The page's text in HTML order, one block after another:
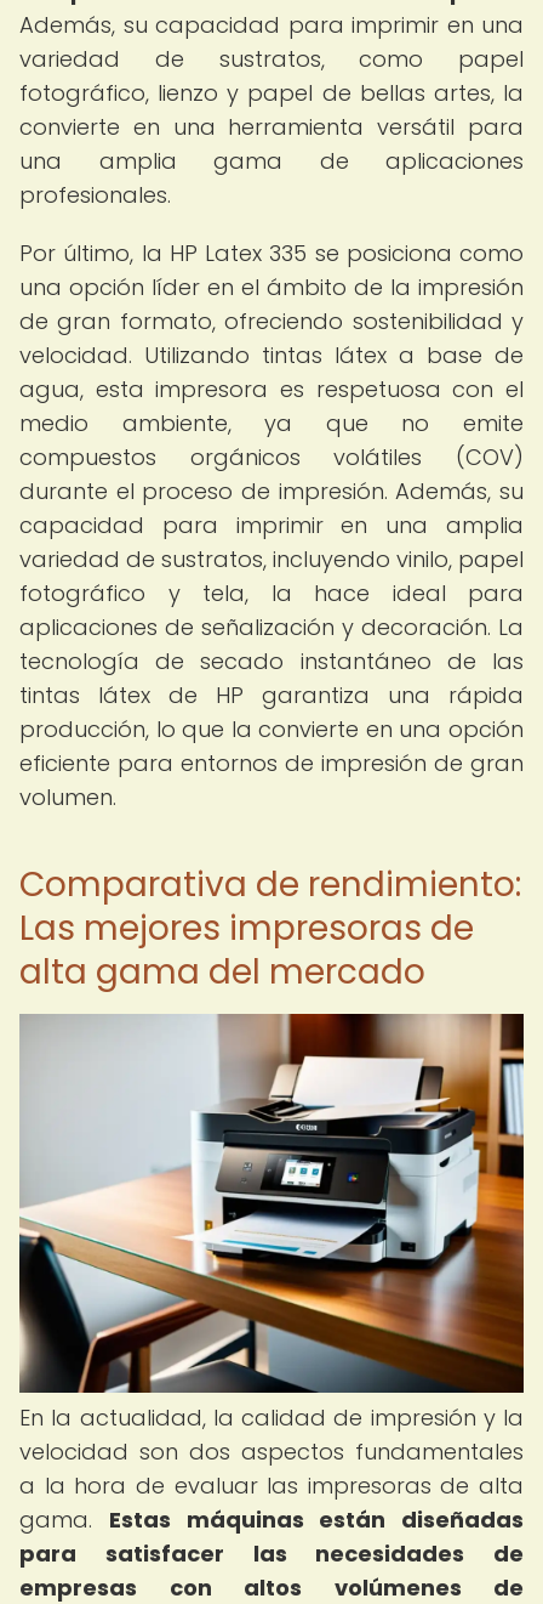
Además, su capacidad para imprimir en una
variedad de sustratos, como papel
fotográfico, lienzo y papel de bellas artes, la
convierte en una herramienta versátil para
una amplia gama de aplicaciones
profesionales.
Por último, la HP Latex 335 se posiciona como
una opción líder en el ámbito de la impresión
de gran formato, ofreciendo sostenibilidad y
velocidad. Utilizando tintas látex a base de
agua, esta impresora es respetuosa con el
medio ambiente, ya que no emite
compuestos orgánicos volátiles (COV)
durante el proceso de impresión. Además, su
capacidad para imprimir en una amplia
variedad de sustratos, incluyendo vinilo, papel
fotográfico y tela, la hace ideal para
aplicaciones de señalización y decoración. La
tecnología de secado instantáneo de las
tintas látex de HP garantiza una rápida
producción, lo que la convierte en una opción
eficiente para entornos de impresión de gran
volumen.
Comparativa de rendimiento:
Las mejores impresoras de
alta gama del mercado
En la actualidad, la calidad de impresión y la
velocidad son dos aspectos fundamentales
a la hora de evaluar las impresoras de alta
gama. Estas máquinas están diseñadas
para satisfacer las necesidades de
empresas con altos volúmenes de